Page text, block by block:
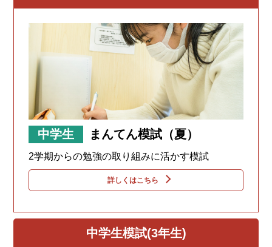
中学生 まんてん模試（夏）
2学期からの勉強の取り組みに活かす模試
詳しくはこちら
中学生模試(3年生)